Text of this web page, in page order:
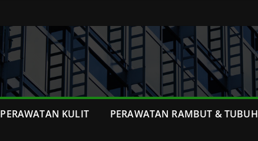
PERAWATAN KULIT PERAWATAN RAMBUT & TUBUH